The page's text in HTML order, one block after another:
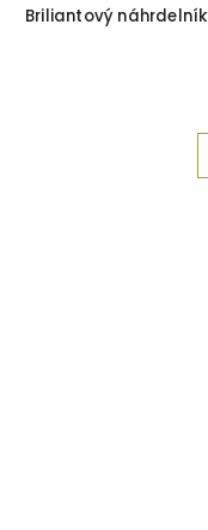
Briliantový náhrdelník